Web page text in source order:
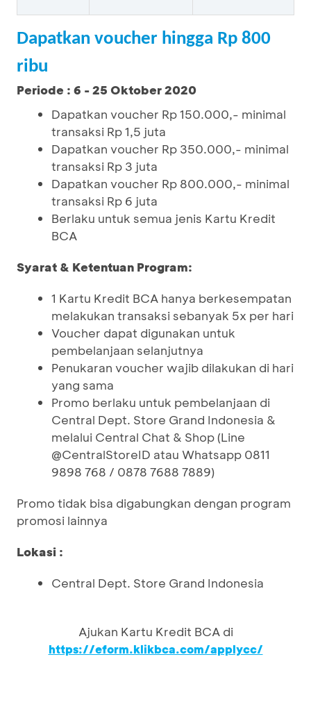
Dapatkan voucher hingga Rp 800
ribu
Periode : 6 - 25 Oktober 2020
Dapatkan voucher Rp 150.000,- minimal
transaksi Rp 1,5 juta
Dapatkan voucher Rp 350.000,- minimal
transaksi Rp 3 juta
Dapatkan voucher Rp 800.000,- minimal
transaksi Rp 6 juta
Berlaku untuk semua jenis Kartu Kredit
BCA
Syarat & Ketentuan Program:
1 Kartu Kredit BCA hanya berkesempatan
melakukan transaksi sebanyak 5x per hari
Voucher dapat digunakan untuk
pembelanjaan selanjutnya
Penukaran voucher wajib dilakukan di hari
yang sama
Promo berlaku untuk pembelanjaan di
Central Dept. Store Grand Indonesia &
melalui Central Chat & Shop (Line
@CentralStoreID atau Whatsapp 0811
9898 768 / 0878 7688 7889)
Promo tidak bisa digabungkan dengan program
promosi lainnya
Lokasi :
Central Dept. Store Grand Indonesia
Ajukan Kartu Kredit BCA di
https://eform.klikbca.com/applycc/